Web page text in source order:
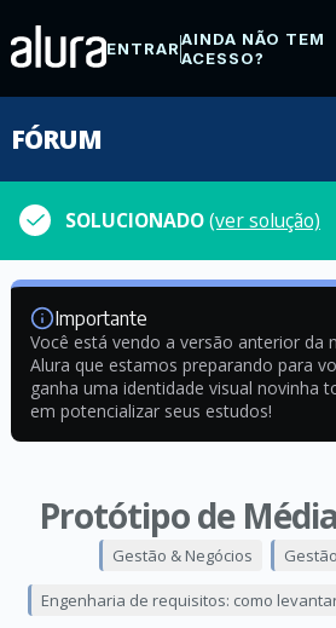
ENTRARAINDA NÃO TEM
ACESSO?
FÓRUM
SOLUCIONADO(ver solução)
Importante
Você está vendo a versão anterior da
Alura que estamos preparando para
ganha uma identidade visual novinha
em potencializar seus estudos!
Protótipo de
Gestão & Negócios
Engenharia de requisitos: como